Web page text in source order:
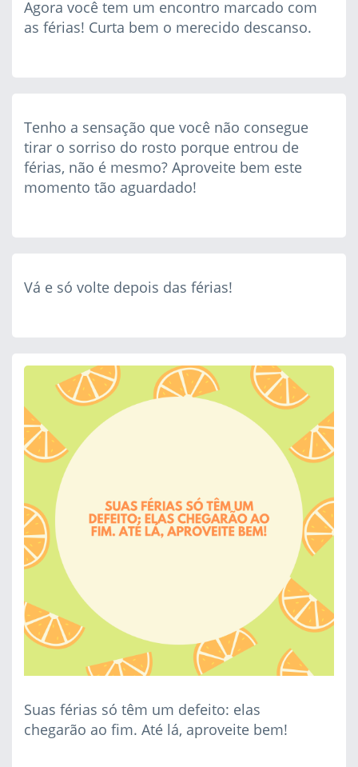
Agora você tem um encontro marcado com
as férias! Curta bem o merecido descanso.
Tenho a sensação que você não consegue
tirar o sorriso do rosto porque entrou de
férias, não é mesmo? Aproveite bem este
momento tão aguardado!
Vá e só volte depois das férias!
Suas férias só têm um defeito: elas
chegarão ao fim. Até lá, aproveite bem!